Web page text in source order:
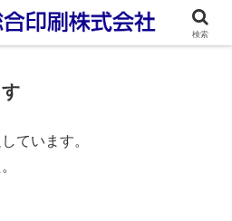
販・オンデマンド印刷
ています。
検索